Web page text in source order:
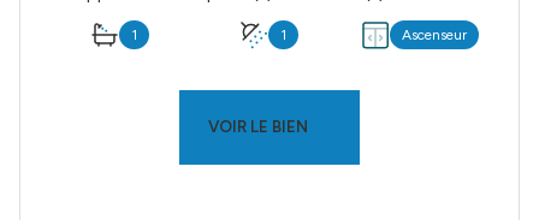
1 1 Ascenseur
VOIR LE BIEN